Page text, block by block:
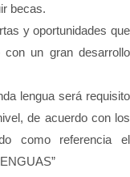
becas.
y oportunidades que
un gran desarrollo
lengua será requisito
de acuerdo con los
como referencia el